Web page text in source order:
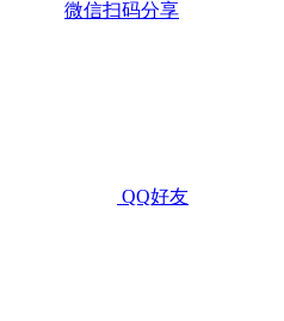
微信扫码分享
QQ好友